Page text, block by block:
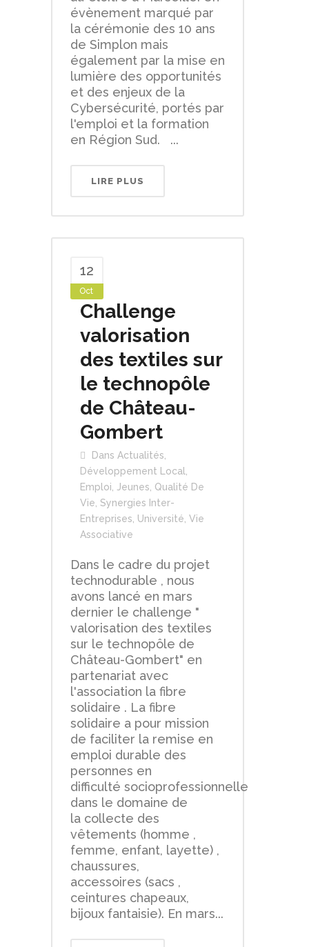
évènement marqué par
la cérémonie des 10 ans
de Simplon mais
également par la mise en
lumière des opportunités
et des enjeux de la
Cybersécurité, portés par
l'emploi et la formation
en Région Sud. ...
LIRE PLUS
12
Oct
Challenge
valorisation
des textiles sur
le technopôle
de Château-
Gombert
Dans Actualités
Développement Local
Emploi Jeunes Qualité De
Vie Synergies Inter-
Entreprises Université Vie
Associative
Dans le cadre du projet
technodurable , nous
avons lancé en mars
dernier le challenge "
valorisation des textiles
sur le technopôle de
Château-Gombert" en
partenariat avec
l'association la fibre
solidaire . La fibre
solidaire a pour mission
de faciliter la remise en
emploi durable des
personnes en
difficulté socioprofessionnelle
dans le domaine de
la collecte des
vêtements (homme ,
femme, enfant, layette) ,
chaussures,
accessoires (sacs ,
ceintures chapeaux,
bijoux fantaisie). En mars...